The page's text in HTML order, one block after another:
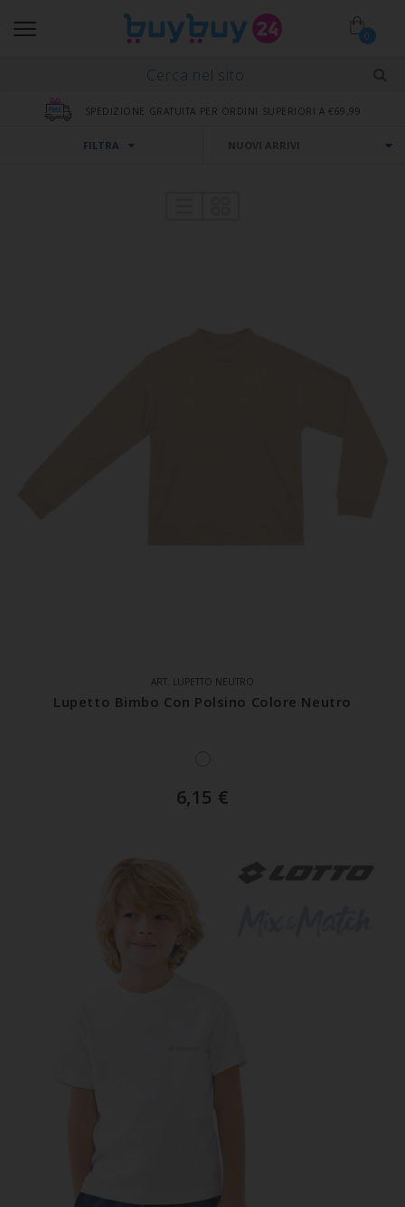
0
SPEDIZIONE GRATUITA PER ORDINI SUPERIORI A €69,99
FILTRA
ART. LUPETTO NEUTRO
Lupetto Bimbo Con Polsino Colore Neutro
6,15 €